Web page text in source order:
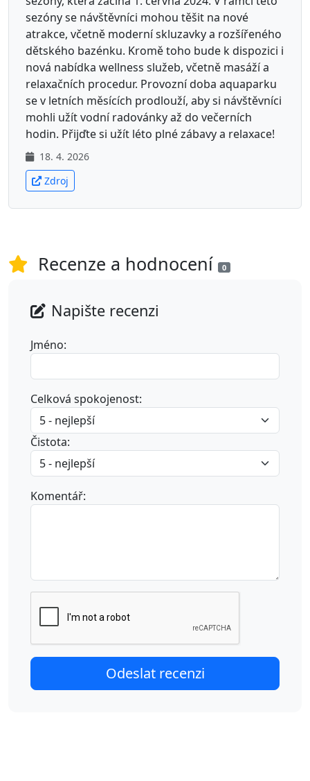
sezóny se návštěvníci mohou těšit na nové
atrakce, včetně moderní skluzavky a rozšířeného
dětského bazénku. Kromě toho bude k dispozici i
nová nabídka wellness služeb, včetně masáží a
relaxačních procedur. Provozní doba aquaparku
se v letních měsících prodlouží, aby si návštěvníci
mohli užít vodní radovánky až do večerních
hodin. Přijďte si užít léto plné zábavy a relaxace!
18. 4. 2026
Zdroj
Recenze a hodnocení 0
Napište recenzi
Jméno:
Celková spokojenost:
Čistota:
Komentář: